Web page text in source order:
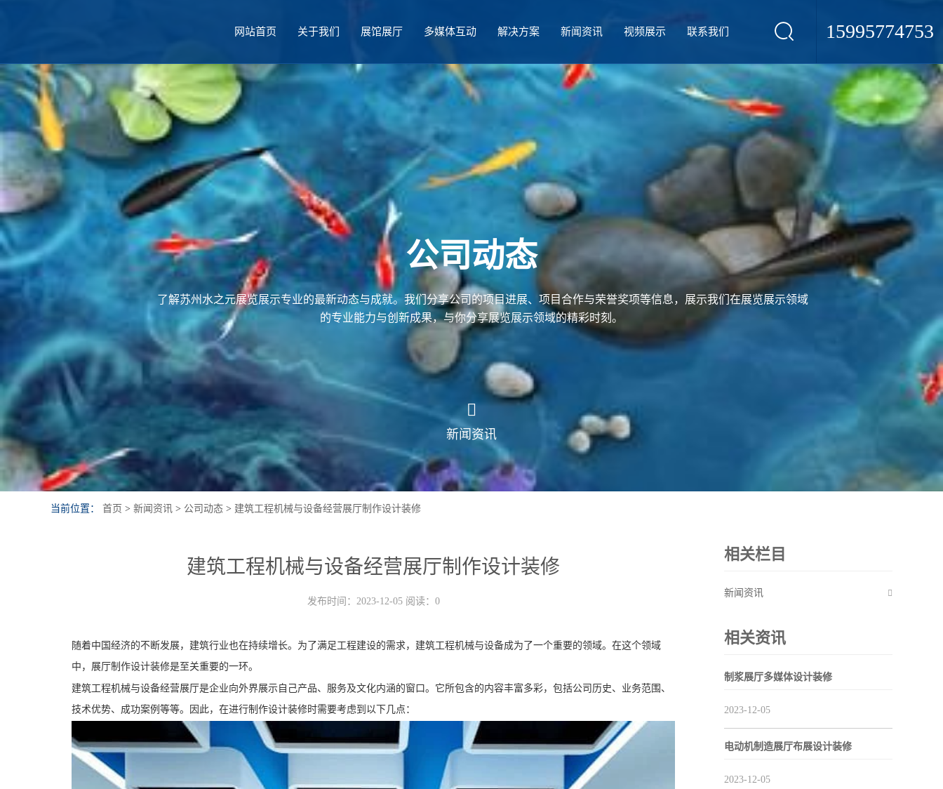
15995774753
网站首页 关于我们 展馆展厅 多媒体互动 解决方案 新闻资讯 视频展示 联系我们
公司动态
了解苏州水之元展览展示专业的最新动态与成就。我们分享公司的项目进展、项目合作与荣誉奖项等信息，展示我们在展览展示领域
的专业能力与创新成果，与你分享展览展示领域的精彩时刻。
新闻资讯
当前位置： 首页 > 新闻资讯 > 公司动态 > 建筑工程机械与设备经营展厅制作设计装修
建筑工程机械与设备经营展厅制作设计装修
发布时间：2023-12-05 阅读：0
随着中国经济的不断发展，建筑行业也在持续增长。为了满足工程建设的需求，建筑工程机械与设备成为了一个重要的领域。在这个领域
中，展厅制作设计装修是至关重要的一环。
建筑工程机械与设备经营展厅是企业向外界展示自己产品、服务及文化内涵的窗口。它所包含的内容丰富多彩，包括公司历史、业务范围、
技术优势、成功案例等等。因此，在进行制作设计装修时需要考虑到以下几点：
相关栏目
新闻资讯
相关资讯
制浆展厅多媒体设计装修
2023-12-05
电动机制造展厅布展设计装修
2023-12-05